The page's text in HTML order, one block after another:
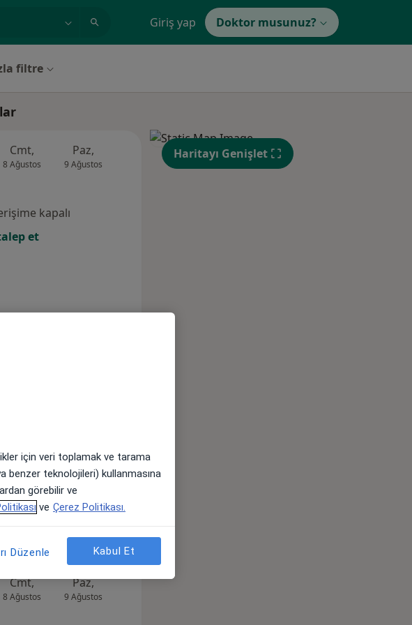
Giriş yap Doktor musunuz?
filtre
Cmt,
8 Ağustos
Paz,
9 Ağustos 10 Ağustos
Sal,
11 Ağustos
Çar,
12 Ağustos
kapalı
et
et
Cmt,
8 Ağustos
Paz,
9 Ağustos
Pzt,
Haritayı Genişlet
için veri toplamak ve tarama
benzer teknolojileri) kullanmasına
görebilir ve
ve Çerez Politikası.
Düzenle Kabul Et